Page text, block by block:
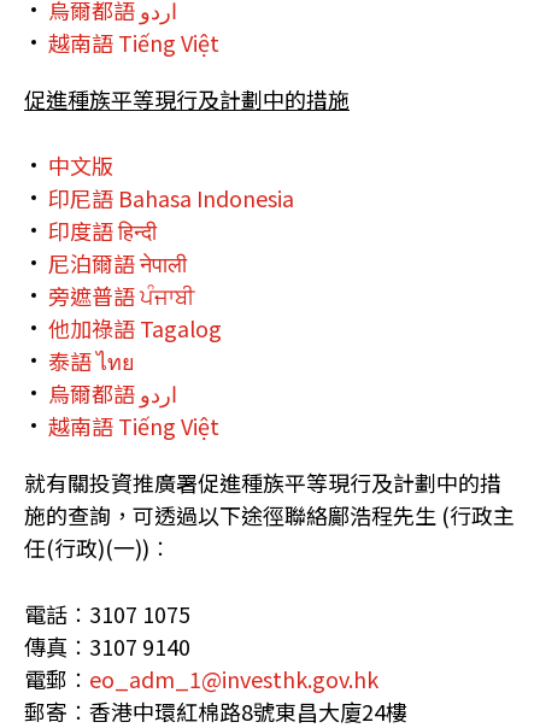
烏爾都語 اردو
越南語 Tiếng Việt
促進種族平等現行及計劃中的措施
中文版
印尼語 Bahasa Indonesia
印度語 हिन्दी
尼泊爾語 नेपाली
旁遮普語 ਪੰਜਾਬੀ
他加祿語 Tagalog
泰語 ไทย
烏爾都語 اردو
越南語 Tiếng Việt
就有關投資推廣署促進種族平等現行及計劃中的措
施的查詢，可透過以下途徑聯絡鄺浩程先生 (行政主
任(行政)(一))︰
電話︰3107 1075
傳真︰3107 9140
電郵︰ eo_adm_1@investhk.gov.hk
郵寄︰香港中環紅棉路8號東昌大廈24樓